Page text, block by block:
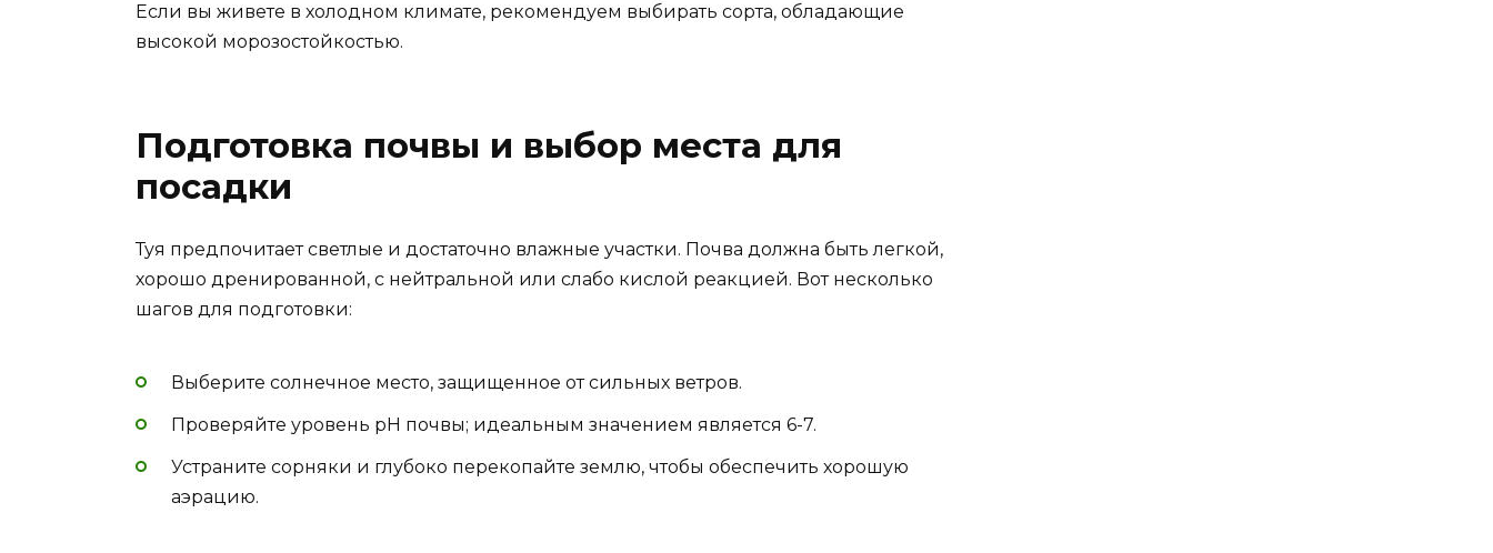
Если вы живете в холодном климате, рекомендуем выбирать сорта, обладающие
высокой морозостойкостью.
Подготовка почвы и выбор места для
посадки
Туя предпочитает светлые и достаточно влажные участки. Почва должна быть легкой,
хорошо дренированной, с нейтральной или слабо кислой реакцией. Вот несколько
шагов для подготовки:
Выберите солнечное место, защищенное от сильных ветров.
Проверяйте уровень pH почвы; идеальным значением является 6-7.
Устраните сорняки и глубоко перекопайте землю, чтобы обеспечить хорошую
аэрацию.